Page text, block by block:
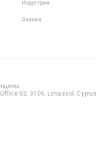
Индустрия
Знания
.
G2, 3106, Limassol,